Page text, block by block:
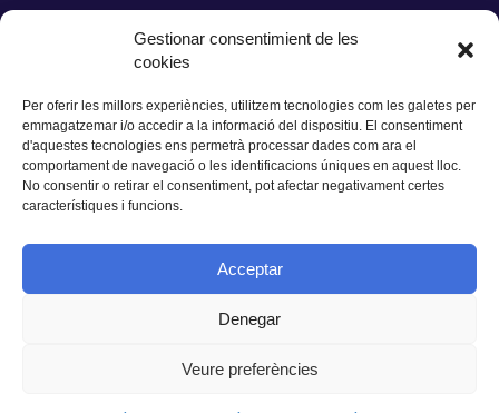
Gestionar consentimient de les
cookies
Per oferir les millors experiències, utilitzem tecnologies com les galetes per
emmagatzemar i/o accedir a la informació del dispositiu. El consentiment
d'aquestes tecnologies ens permetrà processar dades com ara el
comportament de navegació o les identificacions úniques en aquest lloc.
No consentir o retirar el consentiment, pot afectar negativament certes
característiques i funcions.
Acceptar
Denegar
Veure preferències
Parc Mediterrani de la Tecnologia (PMT)
del Baix Llobregat – UPC
Tel.:+34 93 280 2088
Fax:+34 93 280 6395
E-mail:ieec@ieec.cat
CONTACTE
Privacitat Avís legal |
Ixole